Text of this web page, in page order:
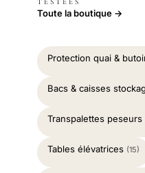
TESTÉES
Toute la boutique →
Protection quai &
Bacs & caisses
Transpalettes peseurs
Tables élévatrices (15)